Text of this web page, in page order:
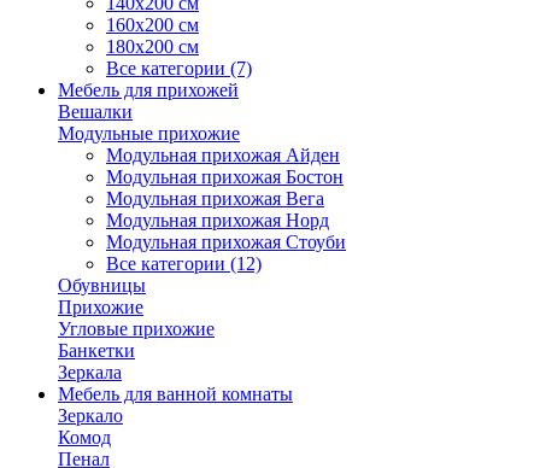
160х200 см
180х200 см
Все категории (7)
Мебель для прихожей
Вешалки
Модульные прихожие
Модульная прихожая Айден
Модульная прихожая Бостон
Модульная прихожая Вега
Модульная прихожая Норд
Модульная прихожая Стоуби
Все категории (12)
Обувницы
Прихожие
Угловые прихожие
Банкетки
Зеркала
Мебель для ванной комнаты
Зеркало
Комод
Пенал